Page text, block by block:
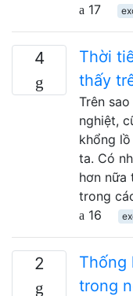
17
4
Thời
thấy
Trên
nghiệt,
khổng
ta. Có
hơn nữa
trong
16
2
Thống
trong